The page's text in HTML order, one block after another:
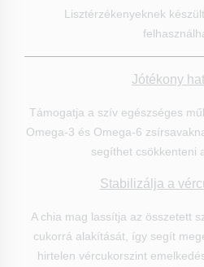
Lisztérzékenyeknek
Jótékony
Támogatja a szív egészséges
Omega-3 és Omega-6
segíthet csökkenteni
Stabilizálja a
A chia mag lassítja az összetett
cukorrá alakítását, így segít
hirtelen vércukorszint